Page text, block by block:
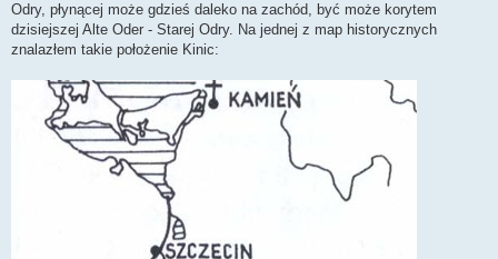
Odry, płynącej może gdzieś daleko na zachód, być może korytem
dzisiejszej Alte Oder - Starej Odry. Na jednej z map historycznych
znalazłem takie położenie Kinic: